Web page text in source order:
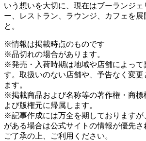
いう想いを大切に、現在はブーランジェ
ー、レストラン、ラウンジ、カフェを展
と。
※情報は掲載時点のものです
※品切れの場合があります。
※発売・入荷時期は地域や店舗によって
す。取扱いのない店舗や、予告なく変
ます。
※掲載商品および名称等の著作権・商標
よび版権元に帰属します。
※記事作成には万全を期しておりますが
がある場合は公式サイトの情報が優先
ご了承の上、ご利用ください。